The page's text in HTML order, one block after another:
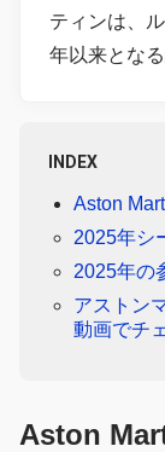
ティンは、
年以来とな
INDEX
Aston
2025年シ
2025年の
アストン
動画でチ
Aston